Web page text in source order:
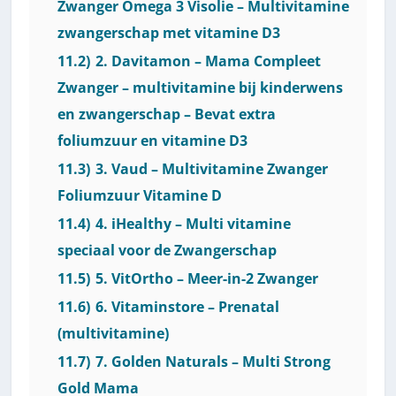
Zwanger Omega 3 Visolie – Multivitamine
zwangerschap met vitamine D3
11.2) 2. Davitamon – Mama Compleet
Zwanger – multivitamine bij kinderwens
en zwangerschap – Bevat extra
foliumzuur en vitamine D3
11.3) 3. Vaud – Multivitamine Zwanger
Foliumzuur Vitamine D
11.4) 4. iHealthy – Multi vitamine
speciaal voor de Zwangerschap
11.5) 5. VitOrtho – Meer-in-2 Zwanger
11.6) 6. Vitaminstore – Prenatal
(multivitamine)
11.7) 7. Golden Naturals – Multi Strong
Gold Mama